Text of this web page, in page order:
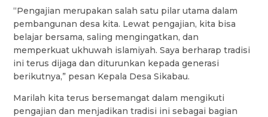
“Pengajian merupakan salah satu pilar utama dalam
pembangunan desa kita. Lewat pengajian, kita bisa
belajar bersama, saling mengingatkan, dan
memperkuat ukhuwah islamiyah. Saya berharap tradisi
ini terus dijaga dan diturunkan kepada generasi
berikutnya,” pesan Kepala Desa Sikabau.
Marilah kita terus bersemangat dalam mengikuti
pengajian dan menjadikan tradisi ini sebagai bagian